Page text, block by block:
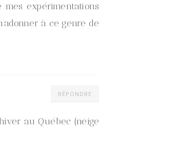
expérimentations
à ce genre de
RÉPONDRE
au Québec (neige